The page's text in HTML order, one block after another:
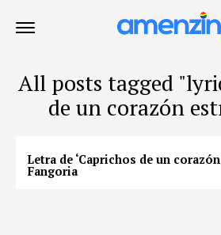
All posts tagged
de un corazón
Letra de ‘Caprichos de un
Fangoria